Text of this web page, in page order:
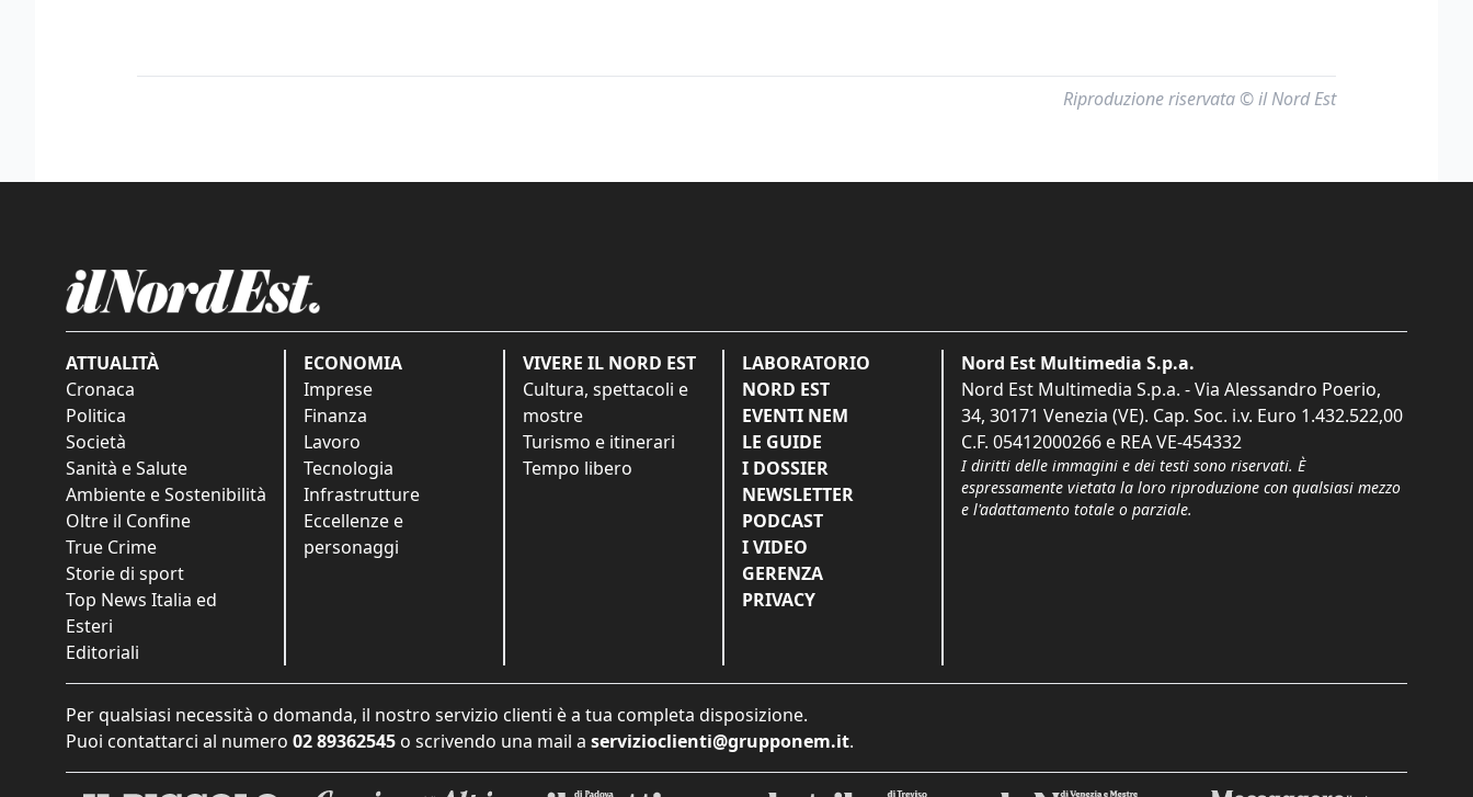
Riproduzione riservata © il Nord Est
ATTUALITÀ
Cronaca
Politica
Società
Sanità e Salute
Ambiente e Sostenibilità
Oltre il Confine
True Crime
Storie di sport
Top News Italia ed
Esteri
Editoriali
ECONOMIA
Imprese
Finanza
Lavoro
Tecnologia
Infrastrutture
Eccellenze e
personaggi
VIVERE IL NORD EST
Cultura, spettacoli e
mostre
Turismo e itinerari
Tempo libero
LABORATORIO
NORD EST
EVENTI NEM
LE GUIDE
I DOSSIER
NEWSLETTER
PODCAST
I VIDEO
GERENZA
PRIVACY
Nord Est Multimedia S.p.a.
Nord Est Multimedia S.p.a. - Via Alessandro Poerio,
34, 30171 Venezia (VE). Cap. Soc. i.v. Euro 1.432.522,00
C.F. 05412000266 e REA VE-454332
I diritti delle immagini e dei testi sono riservati. È
espressamente vietata la loro riproduzione con qualsiasi mezzo
e l'adattamento totale o parziale.
Per qualsiasi necessità o domanda, il nostro servizio clienti è a tua completa disposizione.
Puoi contattarci al numero 02 89362545 o scrivendo una mail a servizioclienti@grupponem.it.